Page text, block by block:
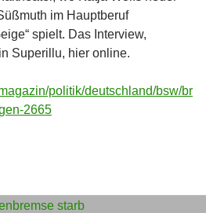
im Hauptberuf
spielt. Das Interview,
Superillu, hier online.
politik/deutschland/bsw/br
2665